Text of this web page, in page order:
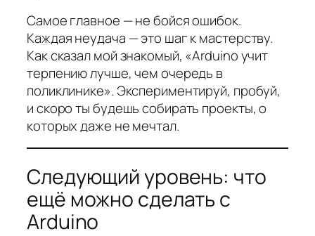
Самое главное — не бойся ошибок.
Каждая неудача — это шаг к мастерству.
Как сказал мой знакомый, «Arduino учит
терпению лучше, чем очередь в
поликлинике». Экспериментируй, пробуй,
и скоро ты будешь собирать проекты, о
которых даже не мечтал.
Следующий уровень: что
ещё можно сделать с
Arduino